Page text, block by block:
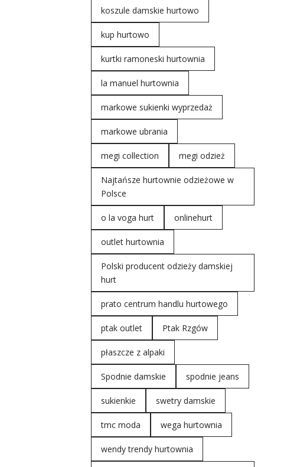
koszule damskie hurtowo
kup hurtowo
kurtki ramoneski hurtownia
la manuel hurtownia
markowe sukienki wyprzedaż
markowe ubrania
megi collection megi odzież
Najtańsze hurtownie odzieżowe w
Polsce
o la voga hurt onlinehurt
outlet hurtownia
Polski producent odzieży damskiej
hurt
prato centrum handlu hurtowego
ptak outlet Ptak Rzgów
płaszcze z alpaki
Spodnie damskie spodnie jeans
sukienkie swetry damskie
tmc moda wega hurtownia
wendy trendy hurtownia